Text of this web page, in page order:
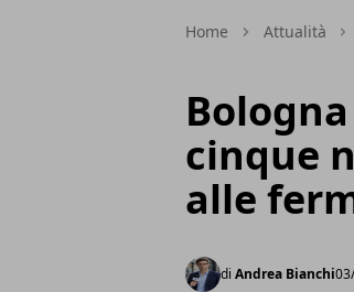
Home Attualità
cinque
alle
di Andrea Bianchi